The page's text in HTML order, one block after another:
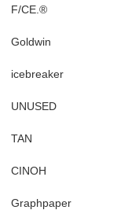
F/CE.®
Goldwin
icebreaker
UNUSED
TAN
CINOH
Graphpaper